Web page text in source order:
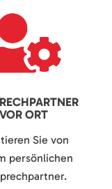
VOR ORT
Sie von
persönlichen